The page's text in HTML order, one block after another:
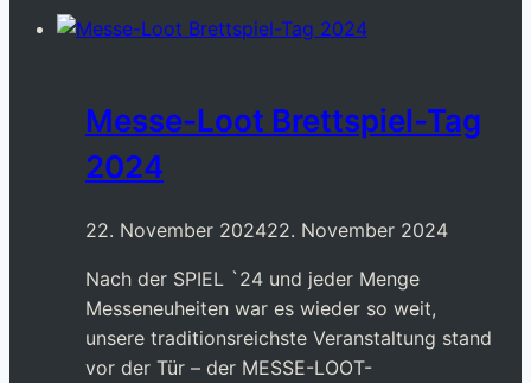
11/2024
Messe-Loot Brettspiel-Tag
2024
22. November 202422. November 2024
Nach der SPIEL `24 und jeder Menge
Messeneuheiten war es wieder so weit,
unsere traditionsreichste Veranstaltung stand
vor der Tür – der MESSE-LOOT-